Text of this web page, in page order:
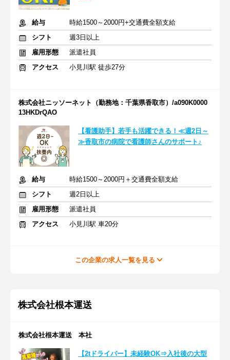
給与
時給1500～2000円+交通費全額支給
シフト
週3日以上
雇用形態
派遣社員
アクセス
小見川駅 徒歩27分
株式会社ニッソーネット（勤務地：千葉県香取市）/a090K0000
13HKDrQAO
【看護助手】若手も活躍できる！≪週2日～
≫香取市の病院で看護師さんのサポート♪
給与
時給1500～2000円＋交通費全額支給
シフト
週2日以上
雇用形態
派遣社員
アクセス
小見川駅 車20分
この企業の求人一覧を見る
株式会社根本運送
株式会社根本運送 本社
【2tドライバー】未経験OK⇒入社後の大型